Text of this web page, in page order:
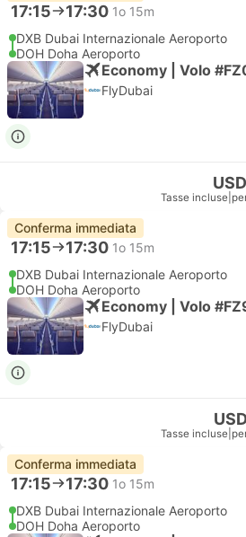
17:15 17:30 1o 15m
DXB Dubai Internazionale Aeroporto
DOH Doha Aeroporto
Economy | Volo
FlyDubai
Tasse incluse
Conferma immediata
17:15 17:30 1o 15m
DXB Dubai Internazionale Aeroporto
DOH Doha Aeroporto
Economy | Volo
FlyDubai
Tasse incluse
Conferma immediata
17:15 17:30 1o 15m
DXB Dubai Internazionale Aeroporto
DOH Doha Aeroporto